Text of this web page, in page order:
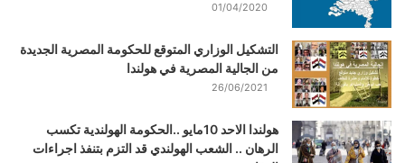
01/04/2020
التشكيل الوزاري المتوقع للحكومة المصرية الجديدة
من الجالية المصرية في هولندا
26/06/2021
هولندا الاحد 10مايو ..الحكومة الهولندية تكسب
الرهان .. الشعب الهولندي قد التزم بتنفذ اجراءات